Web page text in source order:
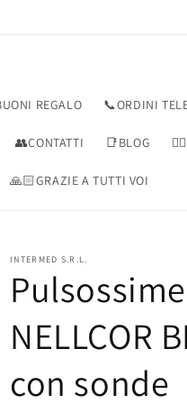
REGALO 📞ORDINI
👥CONTATTI 📑BLOG
🙏🏻GRAZIE A TUTTI VOI
INTERMED S.R.L.
NELLCOR
con sonde